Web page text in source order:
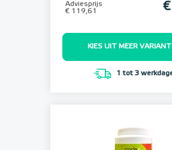
Adviesprijs
€ 119,61
KIES UIT MEER
1 tot 3